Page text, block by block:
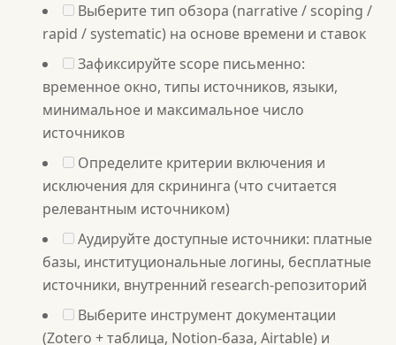
Выберите тип обзора (narrative / scoping /
rapid / systematic) на основе времени и ставок
Зафиксируйте scope письменно:
временное окно, типы источников, языки,
минимальное и максимальное число
источников
Определите критерии включения и
исключения для скрининга (что считается
релевантным источником)
Аудируйте доступные источники: платные
базы, институциональные логины, бесплатные
источники, внутренний research-репозиторий
Выберите инструмент документации
(Zotero + таблица, Notion-база, Airtable) и